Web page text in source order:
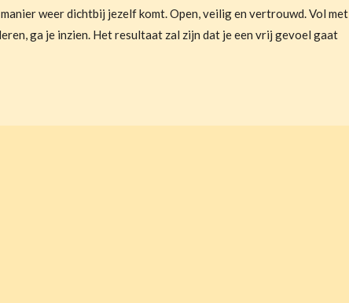
weer dichtbij jezelf komt. Open, veilig en vertrouwd. Vol met
ga je inzien. Het resultaat zal zijn dat je een vrij gevoel gaat